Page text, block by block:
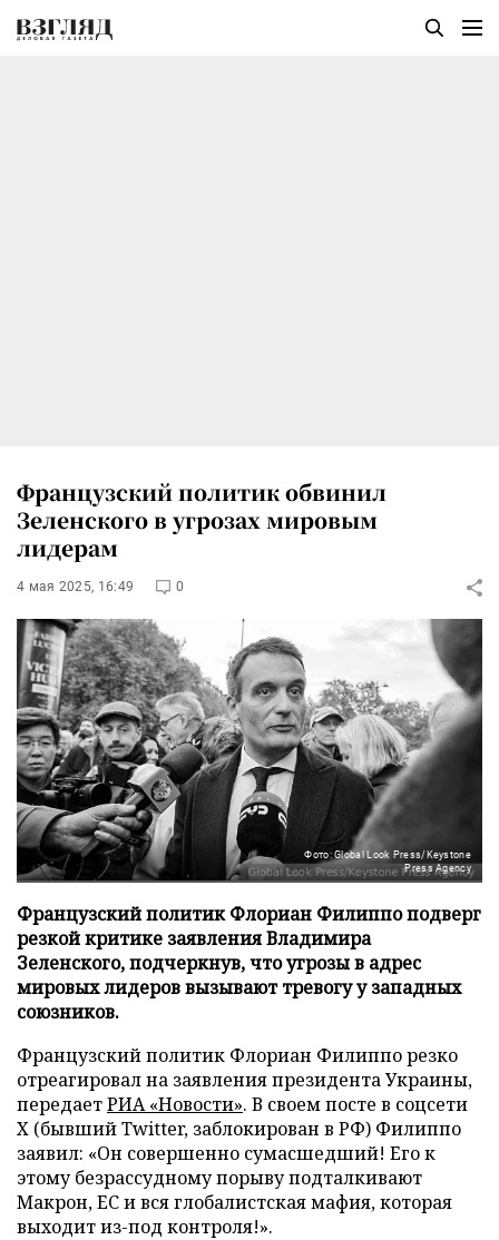
Французский политик обвинил
Зеленского в угрозах мировым
лидерам
4 мая 2025, 16:49 0
Фото: Global Look Press/Keystone
Press Agency
Французский политик Флориан Филиппо подверг
резкой критике заявления Владимира
Зеленского, подчеркнув, что угрозы в адрес
мировых лидеров вызывают тревогу у западных
союзников.
Французский политик Флориан Филиппо резко
отреагировал на заявления президента Украины,
передаетРИА «Новости». В своем посте в соцсети
X (бывший Twitter, заблокирован в РФ) Филиппо
заявил: «Он совершенно сумасшедший! Его к
этому безрассудному порыву подталкивают
Макрон, ЕС и вся глобалистская мафия, которая
выходит из-под контроля!».